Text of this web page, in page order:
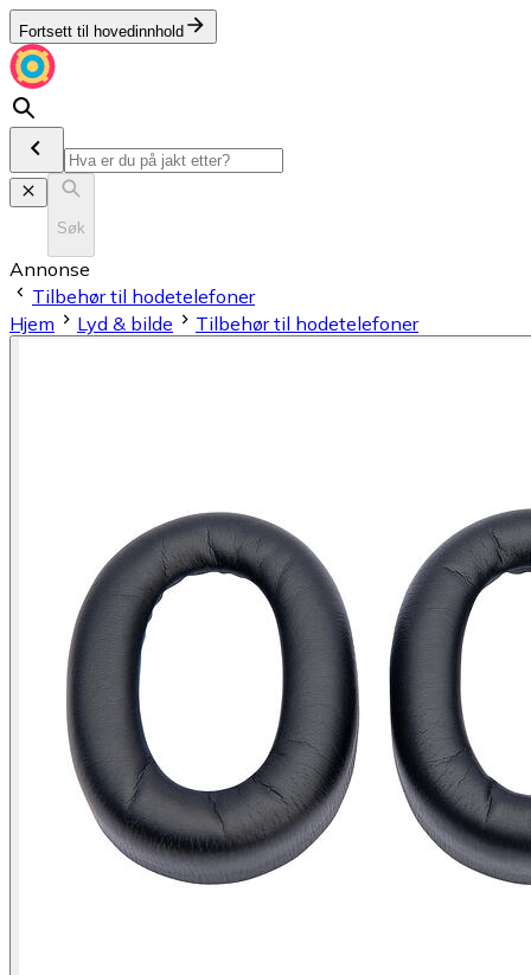
Fortsett til hovedinnhold
Søk
Annonse
Tilbehør til hodetelefoner
Hjem
Lyd & bilde Tilbehør til hodetelefoner